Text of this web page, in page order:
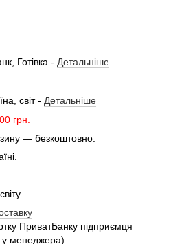
Готівка - Детальніше
світ - Детальніше
грн.
— безкоштовно.
ПриватБанку підприємця
у менеджера).